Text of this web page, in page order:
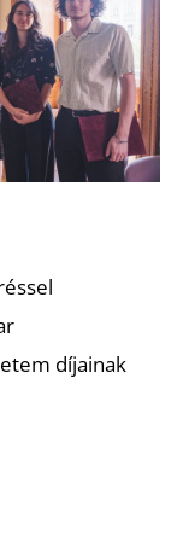
díjainak